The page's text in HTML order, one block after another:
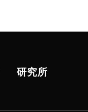
研究所